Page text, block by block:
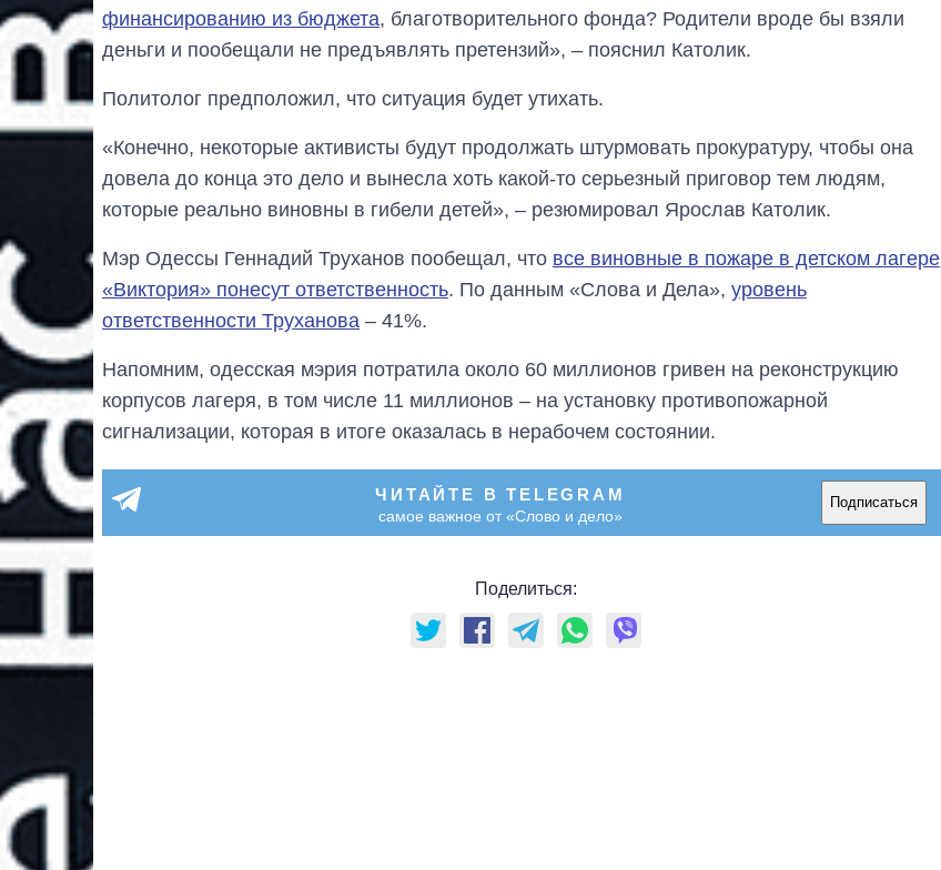
финансированию из бюджета, благотворительного фонда? Родители вроде бы взяли
деньги и пообещали не предъявлять претензий», – пояснил Католик.
Политолог предположил, что ситуация будет утихать.
«Конечно, некоторые активисты будут продолжать штурмовать прокуратуру, чтобы она
довела до конца это дело и вынесла хоть какой-то серьезный приговор тем людям,
которые реально виновны в гибели детей», – резюмировал Ярослав Католик.
Мэр Одессы Геннадий Труханов пообещал, что все виновные в пожаре в детском лагере
«Виктория» понесут ответственность. По данным «Слова и Дела», уровень
ответственности Труханова – 41%.
Напомним, одесская мэрия потратила около 60 миллионов гривен на реконструкцию
корпусов лагеря, в том числе 11 миллионов – на установку противопожарной
сигнализации, которая в итоге оказалась в нерабочем состоянии.
ЧИТАЙТЕ В TELEGRAM
самое важное от «Слово и дело»
Подписаться
Поделиться: